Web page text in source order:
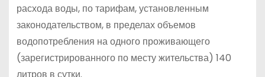
расхода воды, по тарифам, установленным
законодательством, в пределах объемов
водопотребления на одного проживающего
(зарегистрированного по месту жительства) 140